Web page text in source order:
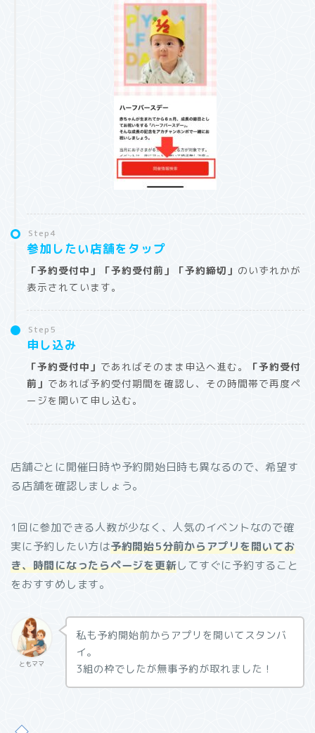
Step4
参加したい店舗をタップ
「予約受付中」「予約受付前」「予約締切」 のいずれかが
表示されています。
Step5
申し込み
「予約受付中」 であればそのまま申込へ進む。
「予約受付
前」 であれば予約受付期間を確認し、その時間帯で再度ペ
ージを開いて申し込む。
店舗ごとに開催日時や予約開始日時も異なるので、希望す
る店舗を確認しましょう。
1回に参加できる人数が少なく、人気のイベントなので確
実に予約したい方は予約開始5分前からアプリを開いてお
き、時間になったらページを更新してすぐに予約すること
をおすすめします。
ともママ
私も予約開始前からアプリを開いてスタンバ
イ。
3組の枠でしたが無事予約が取れました！